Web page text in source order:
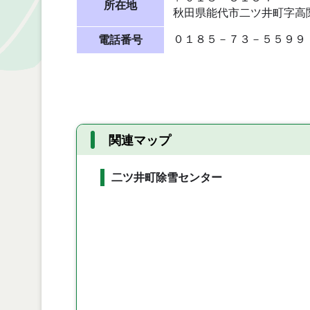
所在地
秋田県能代市二ツ井町字高
電話番号 ０１８５－７３－５５９９
関連マップ
二ツ井町除雪センター